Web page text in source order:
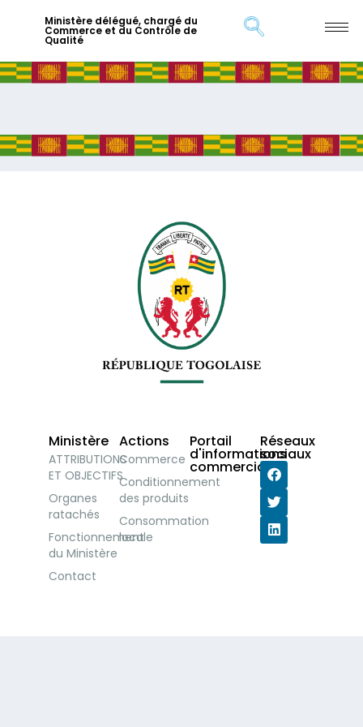
Ministère délégué, chargé du
Commerce et du Contrôle de
Qualité
Ministère
ATTRIBUTIONS
ET OBJECTIFS
Organes
ratachés
Fonctionnement
du Ministère
Contact
Actions
Commerce
Conditionnement
des produits
Consommation
locale
Portail
d'informations
commerciales
Réseaux
sociaux